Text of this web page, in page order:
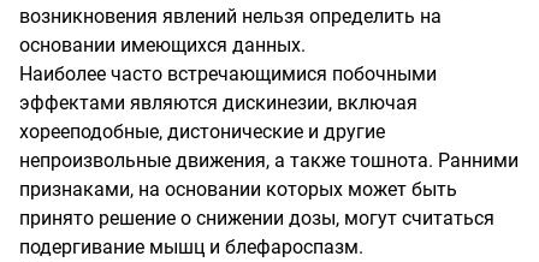
возникновения явлений нельзя определить на
основании имеющихся данных.
Наиболее часто встречающимися побочными
эффектами являются дискинезии, включая
хорееподобные, дистонические и другие
непроизвольные движения, а также тошнота. Ранними
признаками, на основании которых может быть
принято решение о снижении дозы, могут считаться
подергивание мышц и блефароспазм.